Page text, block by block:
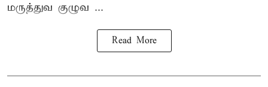
மருத்துவ குழுவ ...
Read More